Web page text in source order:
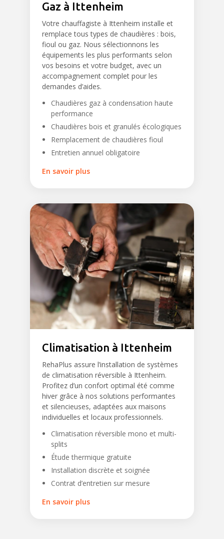
Gaz à Ittenheim
Votre chauffagiste à Ittenheim installe et
remplace tous types de chaudières : bois,
fioul ou gaz. Nous sélectionnons les
équipements les plus performants selon
vos besoins et votre budget, avec un
accompagnement complet pour les
demandes d’aides.
Chaudières gaz à condensation haute
performance
Chaudières bois et granulés écologiques
Remplacement de chaudières fioul
Entretien annuel obligatoire
En savoir plus
Climatisation à Ittenheim
RehaPlus assure l’installation de systèmes
de climatisation réversible à Ittenheim.
Profitez d’un confort optimal été comme
hiver grâce à nos solutions performantes
et silencieuses, adaptées aux maisons
individuelles et locaux professionnels.
Climatisation réversible mono et multi-
splits
Étude thermique gratuite
Installation discrète et soignée
Contrat d’entretien sur mesure
En savoir plus